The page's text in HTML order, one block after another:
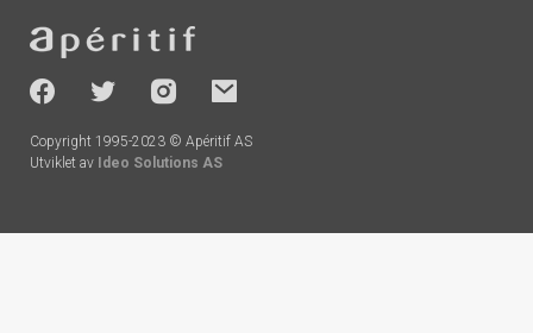
-
socials
Copyright 1995-2023 © Apéritif AS
Utviklet av Ideo Solutions AS